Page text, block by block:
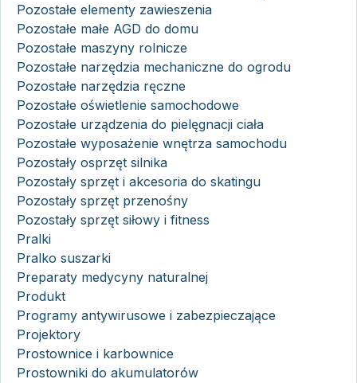
Pozostałe elementy zawieszenia
Pozostałe małe AGD do domu
Pozostałe maszyny rolnicze
Pozostałe narzędzia mechaniczne do ogrodu
Pozostałe narzędzia ręczne
Pozostałe oświetlenie samochodowe
Pozostałe urządzenia do pielęgnacji ciała
Pozostałe wyposażenie wnętrza samochodu
Pozostały osprzęt silnika
Pozostały sprzęt i akcesoria do skatingu
Pozostały sprzęt przenośny
Pozostały sprzęt siłowy i fitness
Pralki
Pralko suszarki
Preparaty medycyny naturalnej
Produkt
Programy antywirusowe i zabezpieczające
Projektory
Prostownice i karbownice
Prostowniki do akumulatorów